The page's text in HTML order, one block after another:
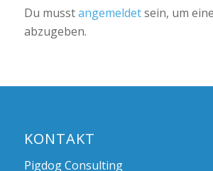
Du musstangemeldetsein, um
abzugeben.
KONTAKT
Pigdog Consulting